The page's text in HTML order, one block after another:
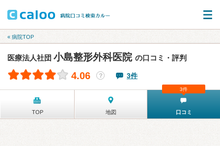
« 病院TOP
医療法人社団 小島整形外科医院 の口コミ・評判
4.06 ？ 3件
TOP 地図 口コミ
3件